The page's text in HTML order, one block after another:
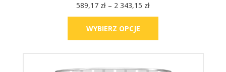
589,17 zł – 2 343,15 zł
WYBIERZ OPCJE